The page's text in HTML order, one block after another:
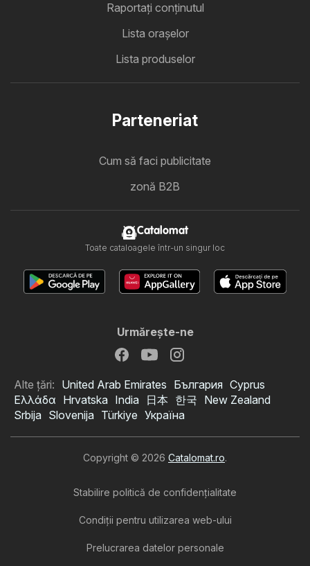
Catalog Profi
Raportați conținutul
Lista oraşelor
Lista produselor
Parteneriat
Cum să faci publicitate
zonă B2B
Catalomat
Toate cataloagele într-un singur loc
Urmăreşte-ne
Alte țări: United Arab Emirates България Cyprus
Ελλάδα Hrvatska India 日本 한국 New Zealand
Srbija Slovenija Türkiye Україна
Copyright © 2026 Catalomat.ro.
Stabilire politică de confidenţialitate
Condiţii pentru utilizarea web-ului
Prelucrarea datelor personale